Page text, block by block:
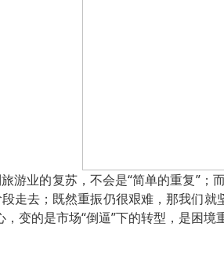
游业的复苏，不会是“简单的重复”；
走去；既然重振仍很艰难，那我们
，变的是市场“倒逼”下的转型，是困